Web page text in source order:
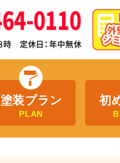
塗装プラン
PLAN
初